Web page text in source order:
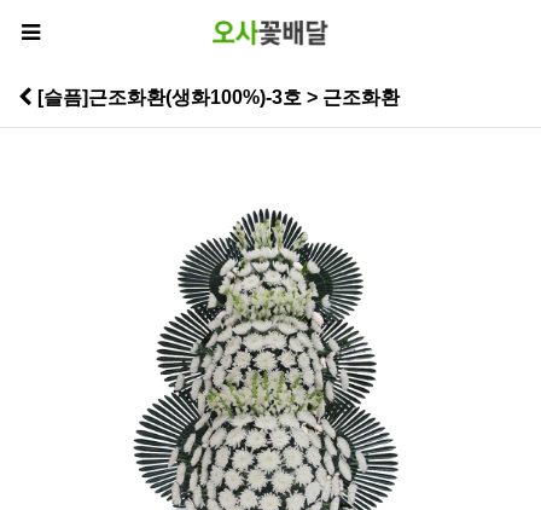
[슬픔]근조화환(생화100%)-3호 > 근조화환